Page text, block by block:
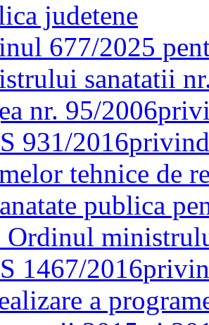
judetene
677/2025
sanatatii
nr. 95/2006
931/2016
tehnice de
publica
1467/2016
a